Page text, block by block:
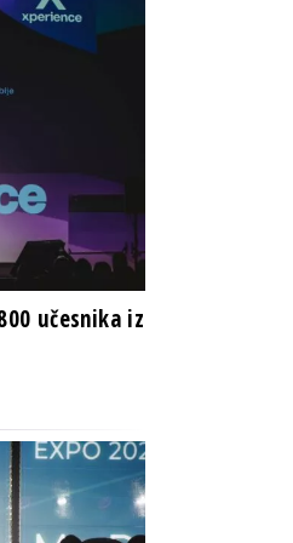
učesnika iz